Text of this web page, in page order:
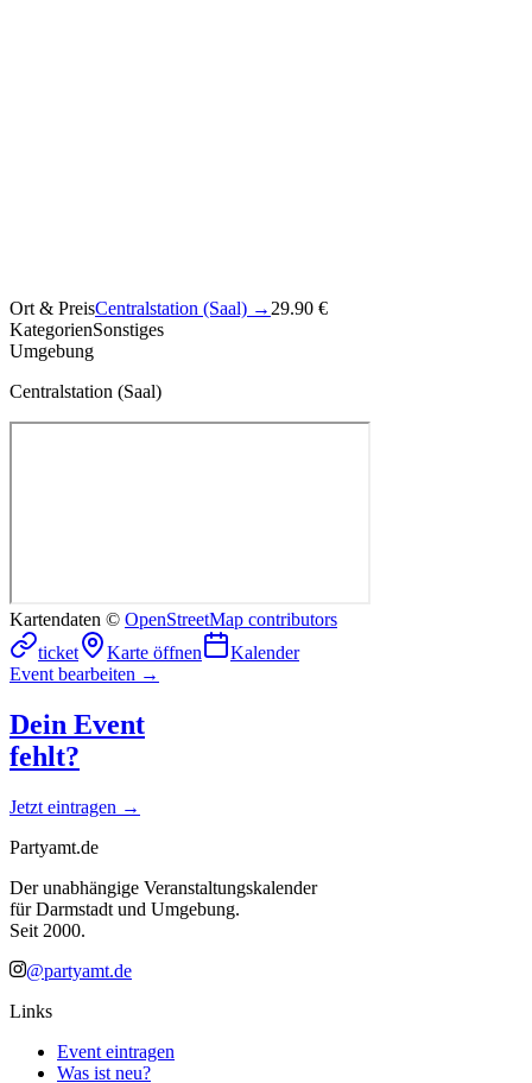
Ort & PreisCentralstation (Saal) → 29.90 €
KategorienSonstiges
Umgebung
Centralstation (Saal)
Kartendaten © OpenStreetMap contributors
ticket
Karte öffnen
Kalender
Event bearbeiten →
Dein Event
fehlt?
Jetzt eintragen →
Partyamt.de
Der unabhängige Veranstaltungskalender
für Darmstadt und Umgebung.
Seit 2000.
@partyamt.de
Links
Event eintragen
Was ist neu?